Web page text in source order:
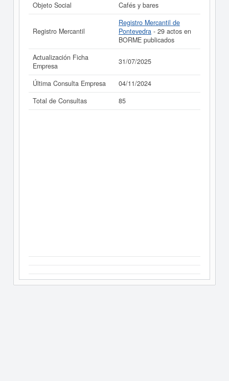
Objeto Social
Cafés y bares
Registro Mercantil
Registro Mercantil de
Pontevedra - 29 actos en
BORME publicados
Actualización Ficha
Empresa
31/07/2025
Última Consulta Empresa
04/11/2024
Total de Consultas
85